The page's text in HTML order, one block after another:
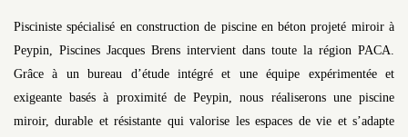
Pisciniste spécialisé en construction de piscine en béton projeté miroir à
Peypin, Piscines Jacques Brens intervient dans toute la région PACA.
Grâce à un bureau d’étude intégré et une équipe expérimentée et
exigeante basés à proximité de Peypin, nous réaliserons une piscine
miroir, durable et résistante qui valorise les espaces de vie et s’adapte